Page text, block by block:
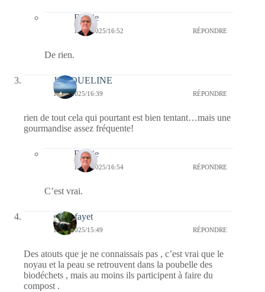
Bernie
11/06/2025/16:52 RÉPONDRE
De rien.
JACQUELINE
10/06/2025/16:39 RÉPONDRE
rien de tout cela qui pourtant est bien tentant…mais une
gourmandise assez fréquente!
Bernie
11/06/2025/16:54 RÉPONDRE
C’est vrai.
giselefayet
10/06/2025/15:49 RÉPONDRE
Des atouts que je ne connaissais pas , c’est vrai que le
noyau et la peau se retrouvent dans la poubelle des
biodéchets , mais au moins ils participent à faire du
compost .